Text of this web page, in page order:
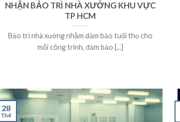
NHẬN BẢO TRÌ NHÀ XƯỞNG KHU VỰC
TP HCM
Bảo trì nhà xưởng nhằm đảm bảo tuổi thọ cho
mỗi công trình, đảm bảo [...]
28
Th4